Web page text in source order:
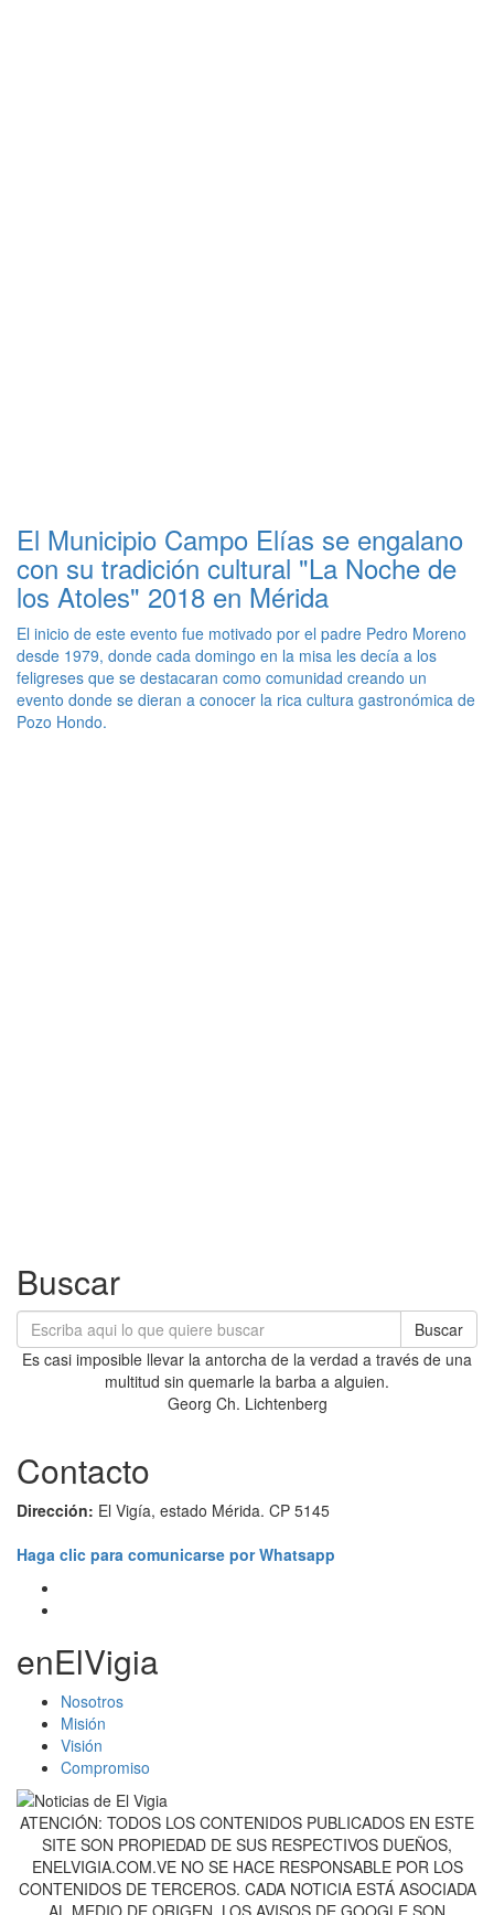
El Municipio Campo Elías se engalano
con su tradición cultural "La Noche de
los Atoles" 2018 en Mérida
El inicio de este evento fue motivado por el padre Pedro Moreno
desde 1979, donde cada domingo en la misa les decía a los
feligreses que se destacaran como comunidad creando un
evento donde se dieran a conocer la rica cultura gastronómica de
Pozo Hondo.
Buscar
Buscar
Es casi imposible llevar la antorcha de la verdad a través de una
multitud sin quemarle la barba a alguien.
Georg Ch. Lichtenberg
Contacto
Dirección: El Vigía, estado Mérida. CP 5145
Haga clic para comunicarse por Whatsapp
enElVigia
Nosotros
Misión
Visión
Compromiso
ATENCIÓN: TODOS LOS CONTENIDOS PUBLICADOS EN ESTE
SITE SON PROPIEDAD DE SUS RESPECTIVOS DUEÑOS,
ENELVIGIA.COM.VE NO SE HACE RESPONSABLE POR LOS
CONTENIDOS DE TERCEROS. CADA NOTICIA ESTÁ ASOCIADA